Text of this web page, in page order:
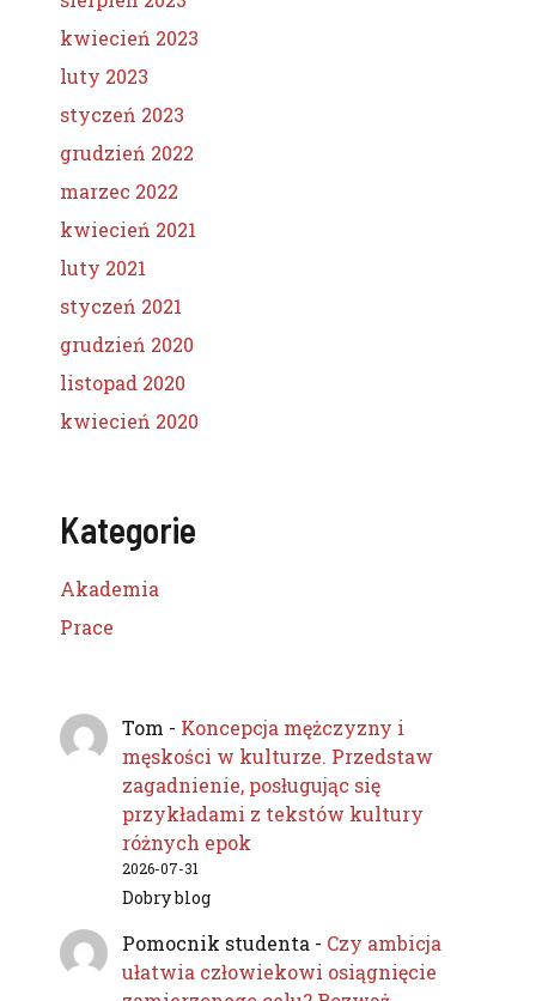
kwiecień 2023
luty 2023
styczeń 2023
grudzień 2022
marzec 2022
kwiecień 2021
luty 2021
styczeń 2021
grudzień 2020
listopad 2020
kwiecień 2020
Kategorie
Akademia
Prace
Tom - Koncepcja mężczyzny i
męskości w kulturze. Przedstaw
zagadnienie, posługując się
przykładami z tekstów kultury
różnych epok
2026-07-31
Dobry blog
Pomocnik studenta - Czy ambicja
ułatwia człowiekowi osiągnięcie